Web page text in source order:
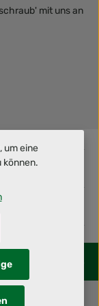
mit uns an
um eine
können.